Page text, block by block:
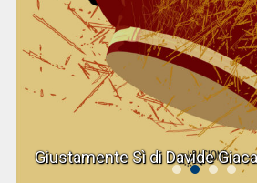
Giustamente Sì di Davide